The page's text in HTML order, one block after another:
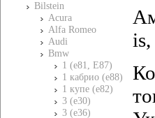
Bilstein
Acura
Alfa Romeo
Audi
Bmw
1 (e81, E87)
1 кабрио (e88)
1 купе (e82)
3 (e30)
3 (e36)